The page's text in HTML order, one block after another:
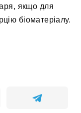
якщо для
біоматеріалу.